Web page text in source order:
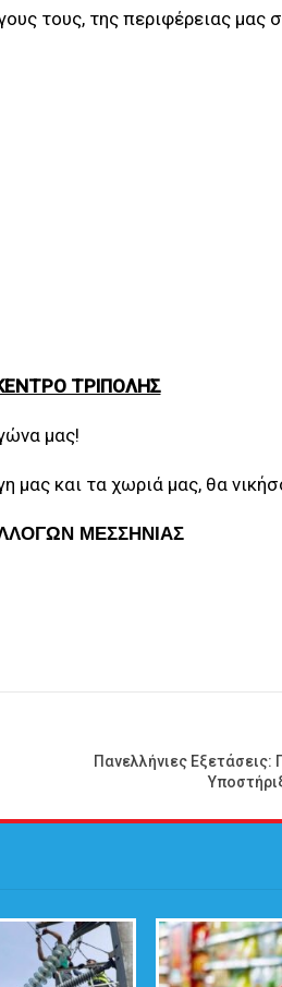
τους, της περιφέρειας μας
ΤΡΙΠΟΛΗΣ
μας!
μας και τα χωριά μας, θα
ΜΕΣΣΗΝΙΑΣ
Πανελλήνιες Εξετάσεις: